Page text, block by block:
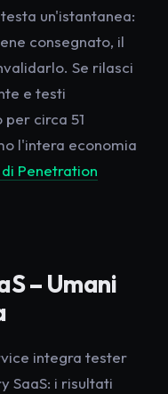
un'istantanea:
consegnato, il
Se rilasci
e testi
circa 51
l'intera economia
Penetration
– Umani
integra tester
SaaS: i risultati